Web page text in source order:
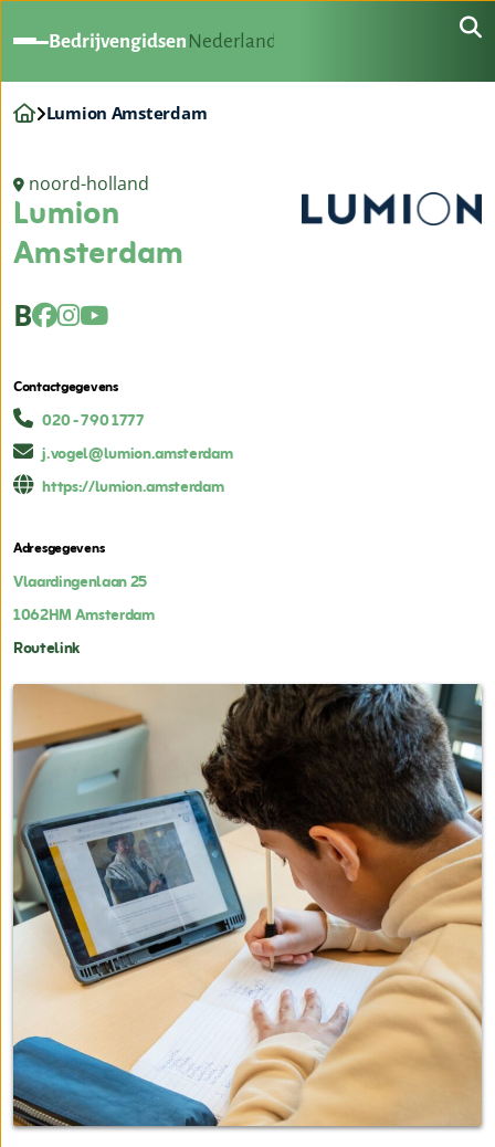
Bedrijvengidsen Nederland
Lumion Amsterdam
noord-holland
Lumion
Amsterdam
B
Contactgegevens
020 - 790 1777
j.vogel@lumion.amsterdam
https://lumion.amsterdam
Adresgegevens
Vlaardingenlaan 25
1062HMAmsterdam
Routelink